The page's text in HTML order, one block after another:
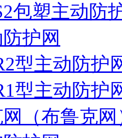
包塑主动防
护网
型主动防护
型主动防护
（布鲁克网